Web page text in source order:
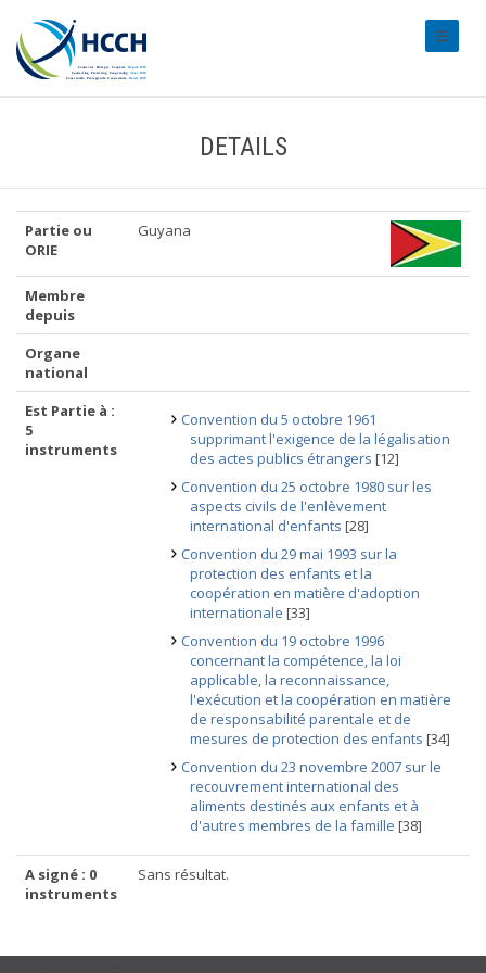
DETAILS
Partie ou
ORIE
Guyana
Membre
depuis
Organe
national
Est Partie à :
5
instruments
Convention du 5 octobre 1961
supprimant l'exigence de la légalisation
des actes publics étrangers [12]
Convention du 25 octobre 1980 sur les
aspects civils de l'enlèvement
international d'enfants [28]
Convention du 29 mai 1993 sur la
protection des enfants et la
coopération en matière d'adoption
internationale [33]
Convention du 19 octobre 1996
concernant la compétence, la loi
applicable, la reconnaissance,
l'exécution et la coopération en matière
de responsabilité parentale et de
mesures de protection des enfants [34]
Convention du 23 novembre 2007 sur le
recouvrement international des
aliments destinés aux enfants et à
d'autres membres de la famille [38]
A signé : 0
instruments
Sans résultat.